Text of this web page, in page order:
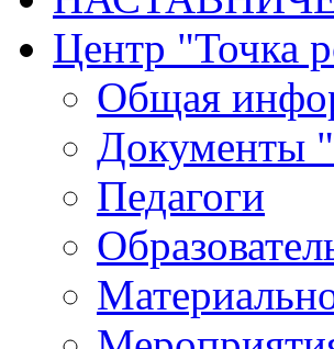
Центр "Точка
Общая
Документы
Педагоги